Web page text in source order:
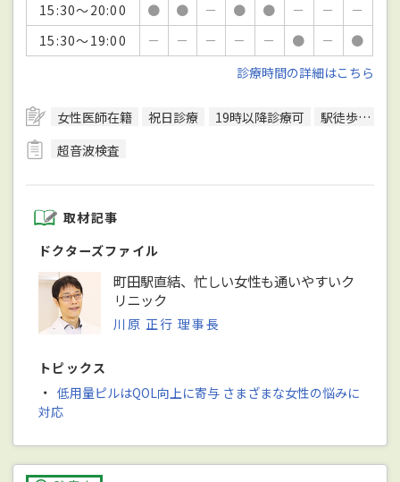
15:30～20:00
● ● － ● ● － －
－
15:30～19:00
－ － － － － ● －
●
診療時間の詳細はこちら
女性医師在籍 祝日診療 19時以降診療可
駅徒歩5分圏内
超音波検査
取材記事
ドクターズファイル
町田駅直結、忙しい女性も通いやすいク
リニック
川原 正行 理事長
トピックス
・ 低用量ピルはQOL向上に寄与 さまざまな女性の悩みに
対応